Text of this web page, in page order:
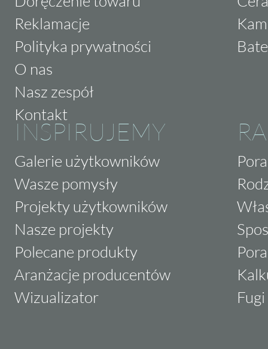
Reklamacje
Polityka prywatności
O nas
Nasz zespół
Kontakt
INSPIRUJEMY
Galerie użytkowników
Wasze pomysły
Projekty użytkowników
Nasze projekty
Polecane produkty
Aranżacje producentów
Wizualizator